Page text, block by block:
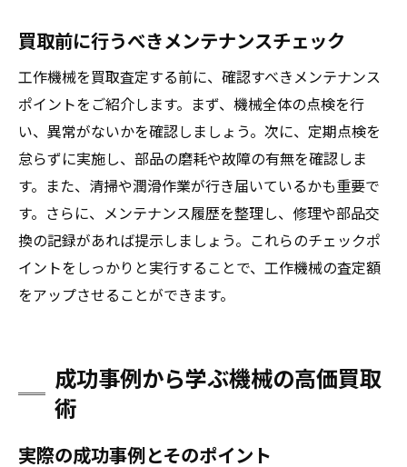
買取前に行うべきメンテナンスチェック
工作機械を買取査定する前に、確認すべきメンテナンス
ポイントをご紹介します。まず、機械全体の点検を行
い、異常がないかを確認しましょう。次に、定期点検を
怠らずに実施し、部品の磨耗や故障の有無を確認しま
す。また、清掃や潤滑作業が行き届いているかも重要で
す。さらに、メンテナンス履歴を整理し、修理や部品交
換の記録があれば提示しましょう。これらのチェックポ
イントをしっかりと実行することで、工作機械の査定額
をアップさせることができます。
成功事例から学ぶ機械の高価買取
術
実際の成功事例とそのポイント